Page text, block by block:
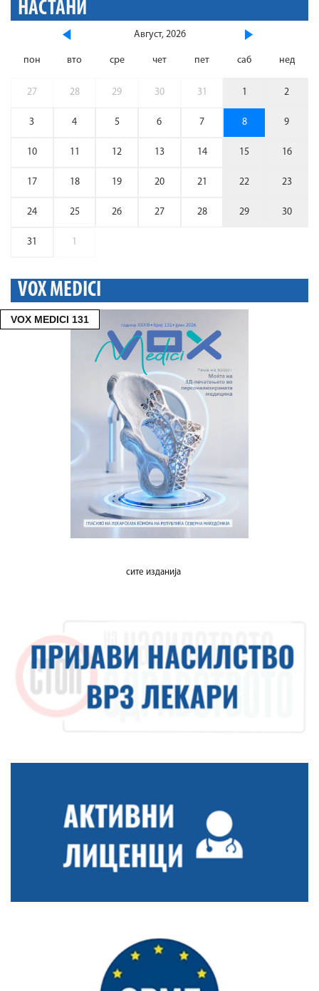
НАСТАНИ
Август, 2026
пон вто сре чет пет саб нед
27 28 29 30 31 1 2
3 4 5 6 7 8 9
10 11 12 13 14 15 16
17 18 19 20 21 22 23
24 25 26 27 28 29 30
31 1
VOX MEDICI
VOX MEDICI 131
сите изданија